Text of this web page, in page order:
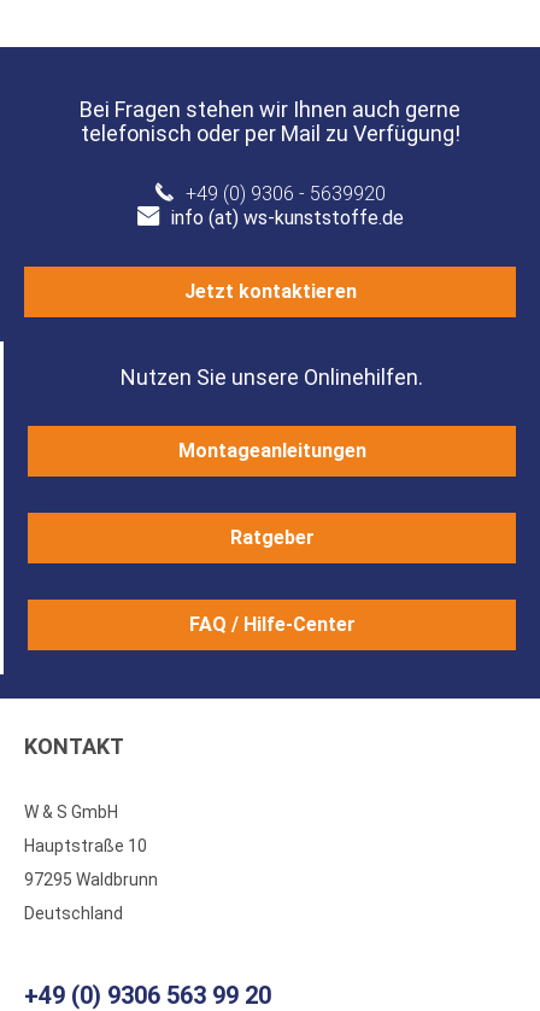
Bei Fragen stehen wir Ihnen auch gerne
telefonisch oder per Mail zu Verfügung!
+49 (0) 9306 - 5639920
info (at) ws-kunststoffe.de
Jetzt kontaktieren
Nutzen Sie unsere Onlinehilfen.
Montageanleitungen
Ratgeber
FAQ / Hilfe-Center
KONTAKT
W & S GmbH
Hauptstraße 10
97295 Waldbrunn
Deutschland
+49 (0) 9306 563 99 20